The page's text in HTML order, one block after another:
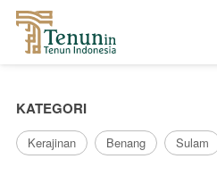
KATEGORI
Kerajinan Benang Sulam